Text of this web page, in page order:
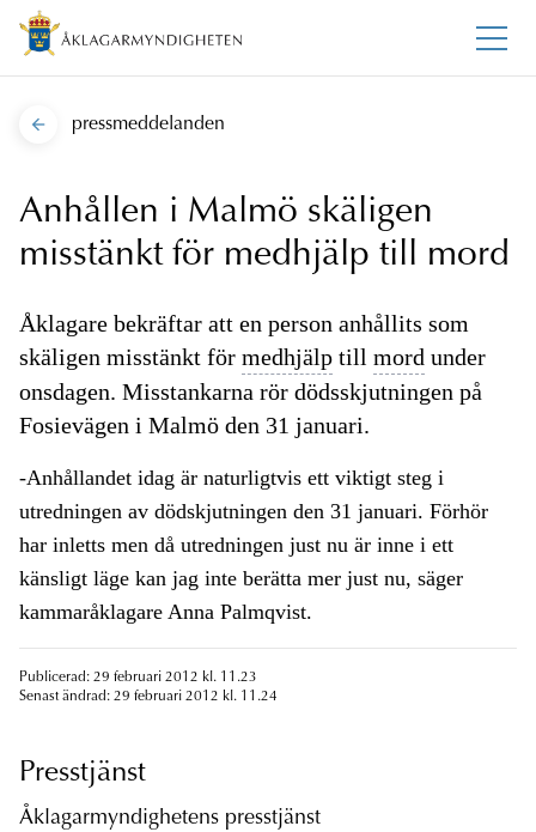
pressmeddelanden
Anhållen i Malmö skäligen
misstänkt för medhjälp till mord
Åklagare bekräftar att en person anhållits som
skäligen misstänkt för medhjälp till mord under
onsdagen. Misstankarna rör dödsskjutningen på
Fosievägen i Malmö den 31 januari.
-Anhållandet idag är naturligtvis ett viktigt steg i
utredningen av dödskjutningen den 31 januari. Förhör
har inletts men då utredningen just nu är inne i ett
känsligt läge kan jag inte berätta mer just nu, säger
kammaråklagare Anna Palmqvist.
Publicerad: 29 februari 2012 kl. 11.23
Senast ändrad: 29 februari 2012 kl. 11.24
Presstjänst
Åklagarmyndighetens presstjänst